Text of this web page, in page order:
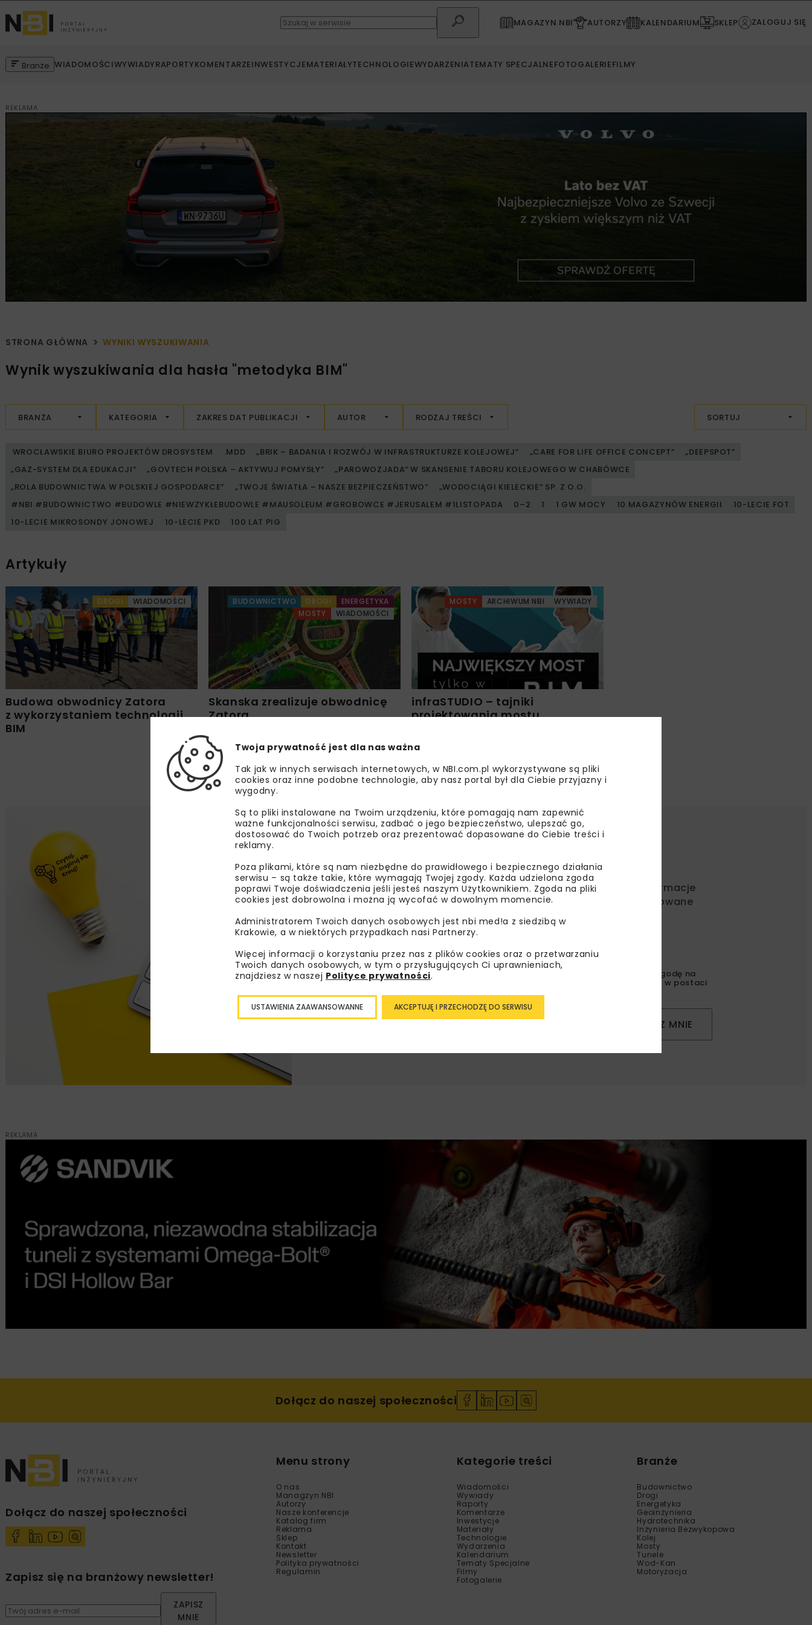
MAGAZYN NBI AUTORZY KALENDARIUM SKLEP ZALOGUJ SIĘ
Branże WIADOMOŚCIWYWIADYRAPORTYKOMENTARZEINWESTYCJEMATERIAŁYTECHNOLOGIEWYDARZENIATEMATY SPECJALNEFOTOGALERIEFILMY
REKLAMA
STRONA GŁÓWNA WYNIKI WYSZUKIWANIA
Wynik wyszukiwania dla hasła "metodyka BIM"
BRANŻA KATEGORIA ZAKRES DAT PUBLIKACJI AUTOR RODZAJ TREŚCI SORTUJ
WROCŁAWSKIE BIURO PROJEKTÓW DROSYSTEM .MDD „BRIK – BADANIA I ROZWÓJ W INFRASTRUKTURZE KOLEJOWEJ” „CARE FOR LIFE OFFICE CONCEPT”
„DEEPSPOT”
„GAZ-SYSTEM DLA EDUKACJI”
„GOVTECH POLSKA – AKTYWUJ POMYSŁY”
„PAROWOZJADA” W SKANSENIE TABORU KOLEJOWEGO W CHABÓWCE
„ROLA BUDOWNICTWA W POLSKIEJ GOSPODARCE”
„TWOJE ŚWIATŁA – NASZE BEZPIECZEŃSTWO”
„WODOCIĄGI KIELECKIE” SP. Z O.O.
#NBI #BUDOWNICTWO #BUDOWLE #NIEWZYKŁEBUDOWLE #MAUSOLEUM #GROBOWCE #JERUSALEM #1LISTOPADA
0–2 1 1 GW MOCY 10 MAGAZYNÓW ENERGII
10-LECIE FOT
10-LECIE MIKROSONDY JONOWEJ
10-LECIE PKD 100 LAT PIG
Artykuły
DROGI WIADOMOŚCI
Budowa obwodnicy Zatora
z wykorzystaniem technologii
BIM
BUDOWNICTWO DROGI
ENERGETYKA
MOSTY
WIADOMOŚCI
Skanska zrealizuje obwodnicę
Zatora
MOSTY ARCHIWUM NBI WYWIADY
infraSTUDIO – tajniki
projektowania mostu
Lubisz wiedzieć więcej?
Zapisz się do newslettera aby otrzymywać od nas najlepsze informacje
branżowe, zaproszenia na wydarzenia, atrakcyjne oferty i dedykowane
akcje specjalne.
Zapoznałam/em się z Polityką Prywatności oraz wyrażam zgodę na
otrzymywanie na podany przeze mnie adres e-mail korespondencji handlowej w postaci
ZAPISZ MNIE
REKLAMA
Dołącz do naszej społeczności
Dołącz do naszej społeczności
Zapisz się na branżowy newsletter!
ZAPISZ
MNIE
Menu strony
O nas
Managzyn NBI
Autorzy
Nasze konferencje
Katalog firm
Reklama
Sklep
Kontakt
Newsletter
Polityka prywatności
Regulamin
Kategorie treści
Wiadomości
Wywiady
Raporty
Komentarze
Inwestycje
Materiały
Technologie
Wydarzenia
Kalendarium
Tematy Specjalne
Filmy
Fotogalerie
Branże
Budownictwo
Drogi
Energetyka
Geoinżynieria
Hydrotechnika
Inżynieria Bezwykopowa
Kolej
Mosty
Tunele
Wod-Kan
Motoryzacja
Twoja prywatność jest dla nas ważna
Tak jak w innych serwisach internetowych, w NBI.com.pl wykorzystywane są pliki
cookies oraz inne podobne technologie, aby nasz portal był dla Ciebie przyjazny i
wygodny.
Są to pliki instalowane na Twoim urządzeniu, które pomagają nam zapewnić
ważne funkcjonalności serwisu, zadbać o jego bezpieczeństwo, ulepszać go,
dostosować do Twoich potrzeb oraz prezentować dopasowane do Ciebie treści i
reklamy.
Poza plikami, które są nam niezbędne do prawidłowego i bezpiecznego działania
serwisu – są także takie, które wymagają Twojej zgody. Każda udzielona zgoda
poprawi Twoje doświadczenia jeśli jesteś naszym Użytkownikiem. Zgoda na pliki
cookies jest dobrowolna i można ją wycofać w dowolnym momencie.
Administratorem Twoich danych osobowych jest nbi med!a z siedzibą w
Krakowie, a w niektórych przypadkach nasi Partnerzy.
Więcej informacji o korzystaniu przez nas z plików cookies oraz o przetwarzaniu
Twoich danych osobowych, w tym o przysługujących Ci uprawnieniach,
znajdziesz w naszej Polityce prywatności.
AKCEPTUJĘ I PRZECHODZĘ DO SERWISU
USTAWIENIA ZAAWANSOWANNE